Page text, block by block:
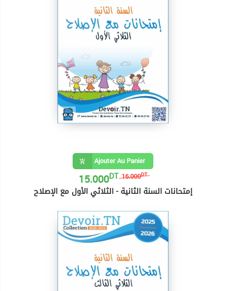
Ajouter Au Panier
16.000DT
15.000DT
إمتحانات السنة الثانية - الثلاثي الأول مع الإصلاح